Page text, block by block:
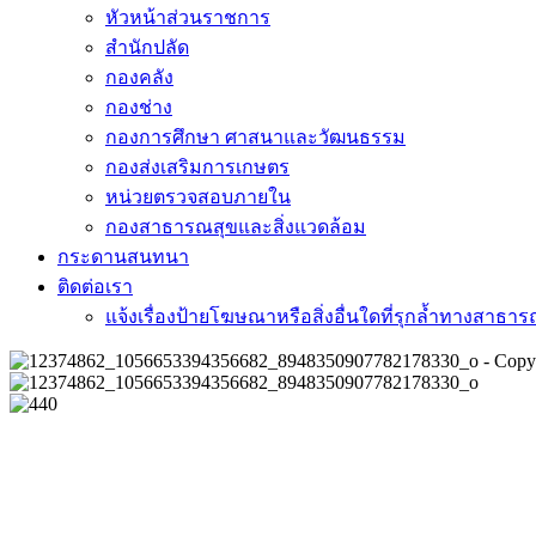
หัวหน้าส่วนราชการ
สำนักปลัด
กองคลัง
กองช่าง
กองการศึกษา ศาสนาและวัฒนธรรม
กองส่งเสริมการเกษตร
หน่วยตรวจสอบภายใน
กองสาธารณสุขและสิ่งแวดล้อม
กระดานสนทนา
ติดต่อเรา
แจ้งเรื่องป้ายโฆษณาหรือสิ่งอื่นใดที่รุกล้ำทางสาธา